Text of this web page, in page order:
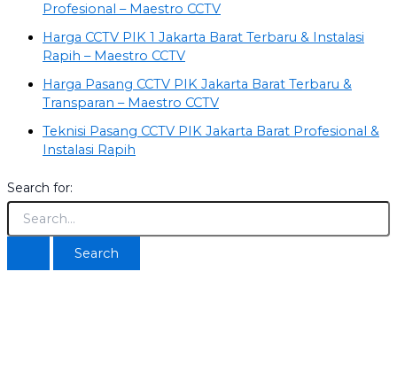
Profesional – Maestro CCTV
Harga CCTV PIK 1 Jakarta Barat Terbaru & Instalasi
Rapih – Maestro CCTV
Harga Pasang CCTV PIK Jakarta Barat Terbaru &
Transparan – Maestro CCTV
Teknisi Pasang CCTV PIK Jakarta Barat Profesional &
Instalasi Rapih
Search for: